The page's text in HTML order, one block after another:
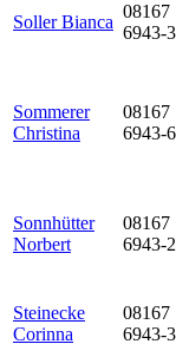
Soller Bianca
08167
6943-
Sommerer
Christina
08167
6943-
Sonnhütter
Norbert
08167
6943-
Steinecke
Corinna
08167
6943-